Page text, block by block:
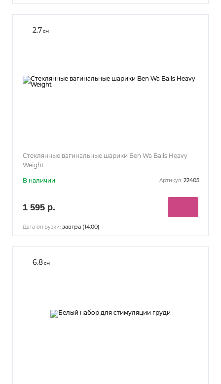
2.7см
Стеклянные вагинальные шарики Ben Wa Balls Heavy
Weight
В наличии Артикул: 22405
1 595 р.
Дата отгрузки: завтра (14:00)
6.8см